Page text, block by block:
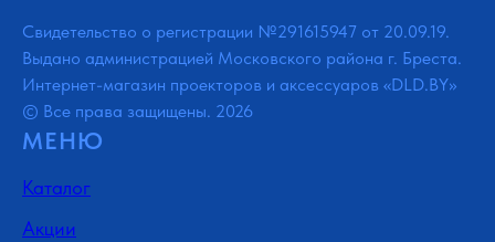
Свидетельство о регистрации №291615947 от 20.09.19.
Выдано администрацией Московского района г. Бреста.
Интернет-магазин проекторов и аксессуаров «DLD.BY»
© Все права защищены. 2026
МЕНЮ
Каталог
Акции